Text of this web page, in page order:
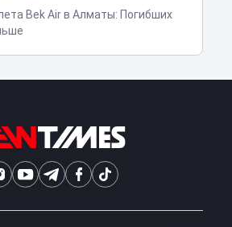
Bek Air в Алматы: Погибших